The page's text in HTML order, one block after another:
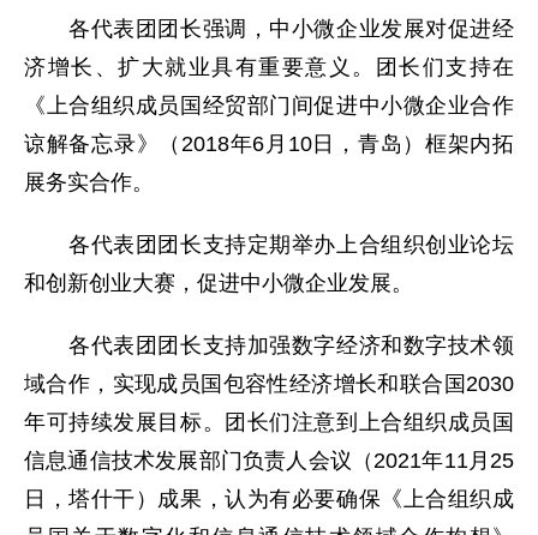
各代表团团长强调，中小微企业发展对促进经
济增长、扩大就业具有重要意义。团长们支持在
《上合组织成员国经贸部门间促进中小微企业合作
谅解备忘录》（2018年6月10日，青岛）框架内拓
展务实合作。
各代表团团长支持定期举办上合组织创业论坛
和创新创业大赛，促进中小微企业发展。
各代表团团长支持加强数字经济和数字技术领
域合作，实现成员国包容性经济增长和联合国2030
年可持续发展目标。团长们注意到上合组织成员国
信息通信技术发展部门负责人会议（2021年11月25
日，塔什干）成果，认为有必要确保《上合组织成